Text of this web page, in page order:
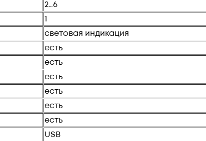
2…6
1
световая индикация
есть
есть
есть
есть
есть
есть
USB